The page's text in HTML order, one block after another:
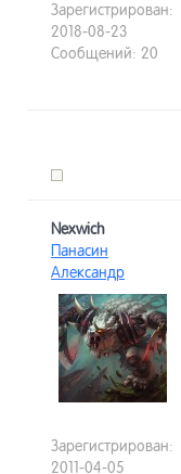
Зарегистрирован:
2018-08-23
Сообщений: 20
Nexwich
Панасин
Александр
Зарегистрирован:
2011-04-05